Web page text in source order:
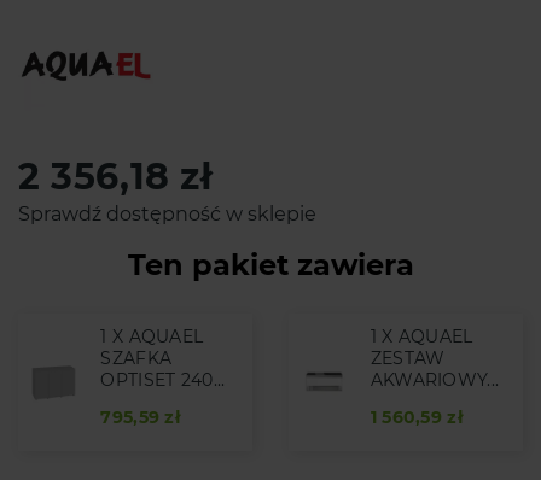
2 356,18 zł
Sprawdź dostępność w sklepie
Ten pakiet zawiera
1 X AQUAEL
SZAFKA
OPTISET 240...
795,59 zł
1 X AQUAEL
ZESTAW
AKWARIOWY...
1 560,59 zł